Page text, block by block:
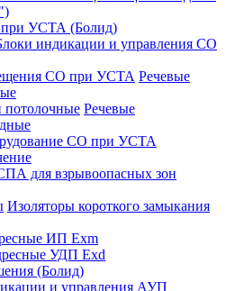
при УСТА (Болид)
индикации и управления СО
СО при УСТА Речевые
потолочные Речевые
СО при УСТА
для взрывоопасных зон
Изоляторы короткого замыкания
ИП Exm
УДП Exd
(Болид)
и управления АУП